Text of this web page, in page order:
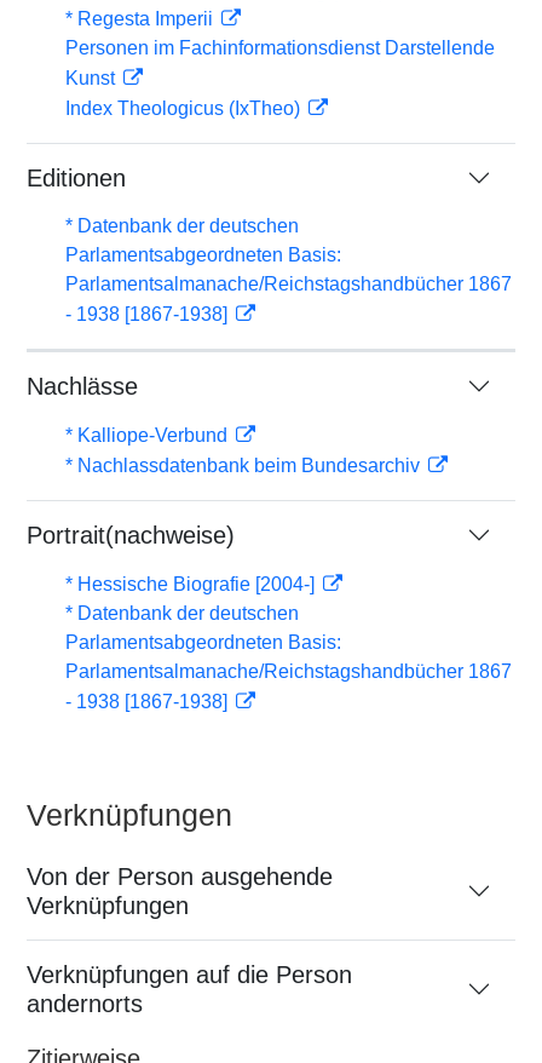
* Regesta Imperii
Personen im Fachinformationsdienst Darstellende
Kunst
Index Theologicus (IxTheo)
Editionen
* Datenbank der deutschen
Parlamentsabgeordneten Basis:
Parlamentsalmanache/Reichstagshandbücher 1867
- 1938 [1867-1938]
Nachlässe
* Kalliope-Verbund
* Nachlassdatenbank beim Bundesarchiv
Portrait(nachweise)
* Hessische Biografie [2004-]
* Datenbank der deutschen
Parlamentsabgeordneten Basis:
Parlamentsalmanache/Reichstagshandbücher 1867
- 1938 [1867-1938]
Verknüpfungen
Von der Person ausgehende
Verknüpfungen
Verknüpfungen auf die Person
andernorts